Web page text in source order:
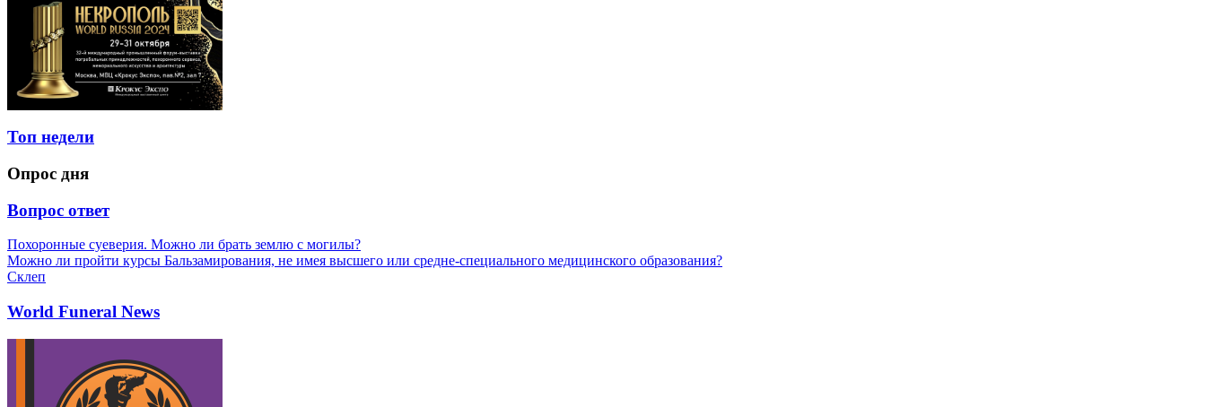
Топ недели
Опрос дня
Вопрос ответ
Похоронные суеверия. Можно ли брать землю с могилы?
Можно ли пройти курсы Бальзамирования, не имея высшего или средне-специального медицинского образования?
Склеп
World Funeral News